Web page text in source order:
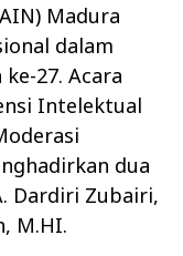
Madura
dalam
27. Acara
Intelektual
dua
Dardiri Zubairi,
M.HI.